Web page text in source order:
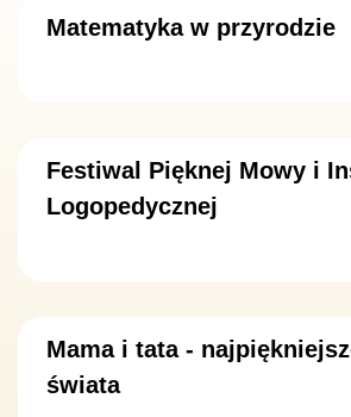
Matematyka w przyrodzie
Festiwal Pięknej Mowy i
Logopedycznej
Mama i tata -
świata